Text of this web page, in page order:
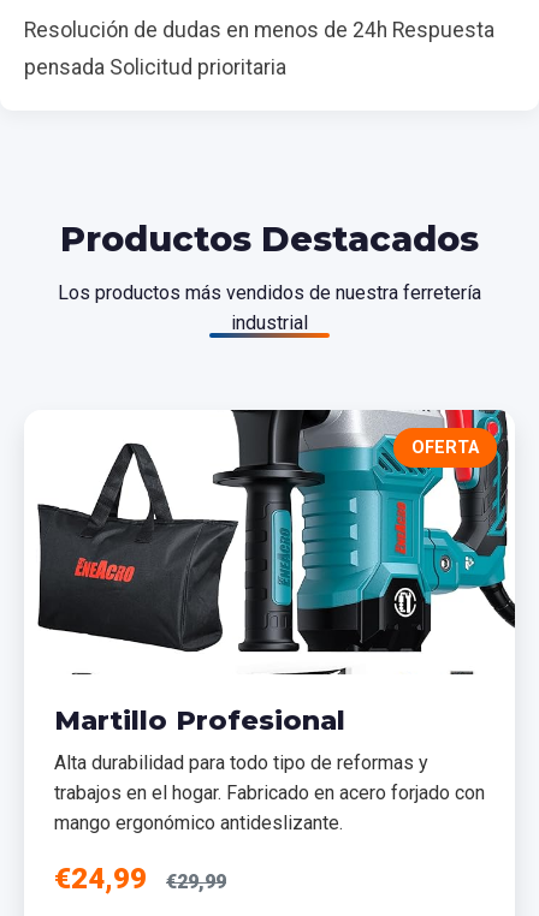
Resolución de dudas en menos de 24h Respuesta
pensada Solicitud prioritaria
Productos Destacados
Los productos más vendidos de nuestra ferretería
industrial
OFERTA
Martillo Profesional
Alta durabilidad para todo tipo de reformas y
trabajos en el hogar. Fabricado en acero forjado con
mango ergonómico antideslizante.
€24,99 €29,99